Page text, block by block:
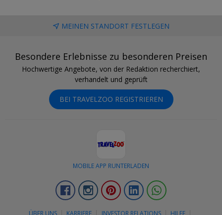
MEINEN STANDORT FESTLEGEN
Besondere Erlebnisse zu besonderen Preisen
Hochwertige Angebote, von der Redaktion recherchiert,
verhandelt und geprüft
BEI TRAVELZOO REGISTRIEREN
MOBILE APP RUNTERLADEN
FacebookInstagramPinterestLinkedIn
ÜBER UNS KARRIERE INVESTOR RELATIONS HILFE